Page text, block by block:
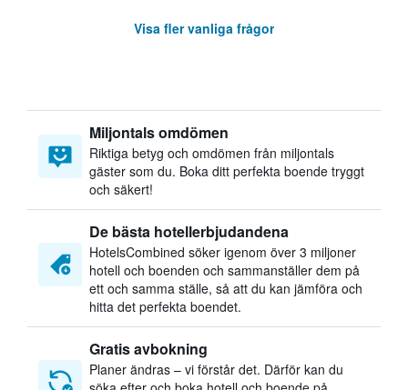
Visa fler vanliga frågor
Miljontals omdömen
Riktiga betyg och omdömen från miljontals
gäster som du. Boka ditt perfekta boende tryggt
och säkert!
De bästa hotellerbjudandena
HotelsCombined söker igenom över 3 miljoner
hotell och boenden och sammanställer dem på
ett och samma ställe, så att du kan jämföra och
hitta det perfekta boendet.
Gratis avbokning
Planer ändras – vi förstår det. Därför kan du